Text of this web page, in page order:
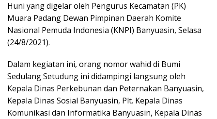
Huni yang digelar oleh Pengurus Kecamatan (PK)
Muara Padang Dewan Pimpinan Daerah Komite
Nasional Pemuda Indonesia (KNPI) Banyuasin, Selasa
(24/8/2021).
Dalam kegiatan ini, orang nomor wahid di Bumi
Sedulang Setudung ini didampingi langsung oleh
Kepala Dinas Perkebunan dan Peternakan Banyuasin,
Kepala Dinas Sosial Banyuasin, Plt. Kepala Dinas
Komunikasi dan Informatika Banyuasin, Kepala Dinas